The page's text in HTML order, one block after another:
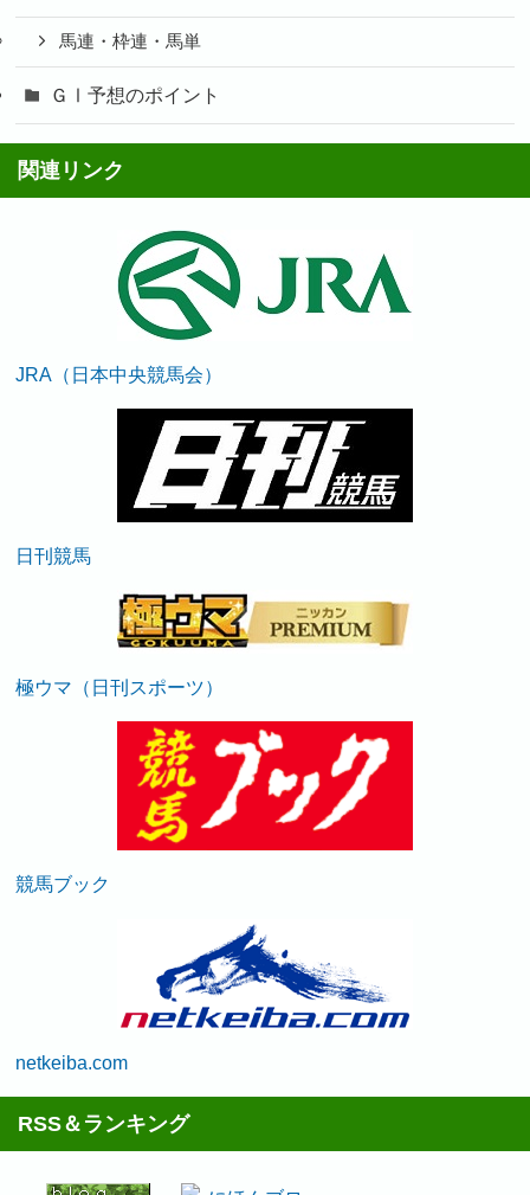
馬連・枠連・馬単
ＧⅠ予想のポイント
関連リンク
JRA（日本中央競馬会）
日刊競馬
極ウマ（日刊スポーツ）
競馬ブック
netkeiba.com
RSS＆ランキング